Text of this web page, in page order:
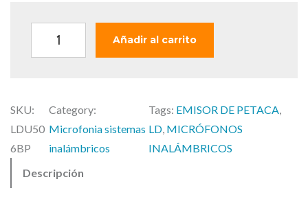
l
e
r
4
s
1
,
0
0
0
6
P
Añadir al carrito
SKU:
LDU50
6BP
Category:
Microfonia sistemas
inalámbricos
Tags: EMISOR DE PETACA,
LD, MICRÓFONOS
INALÁMBRICOS
Descripción